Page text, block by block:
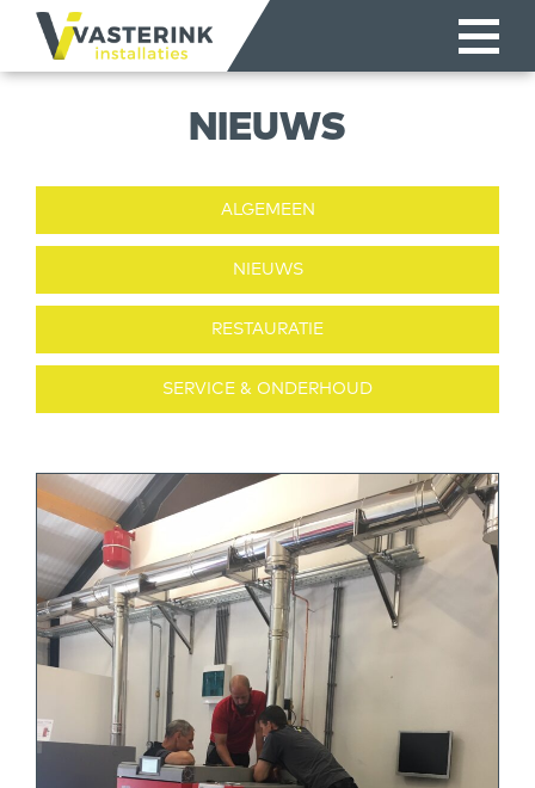
NIEUWS
ALGEMEEN
NIEUWS
RESTAURATIE
SERVICE & ONDERHOUD